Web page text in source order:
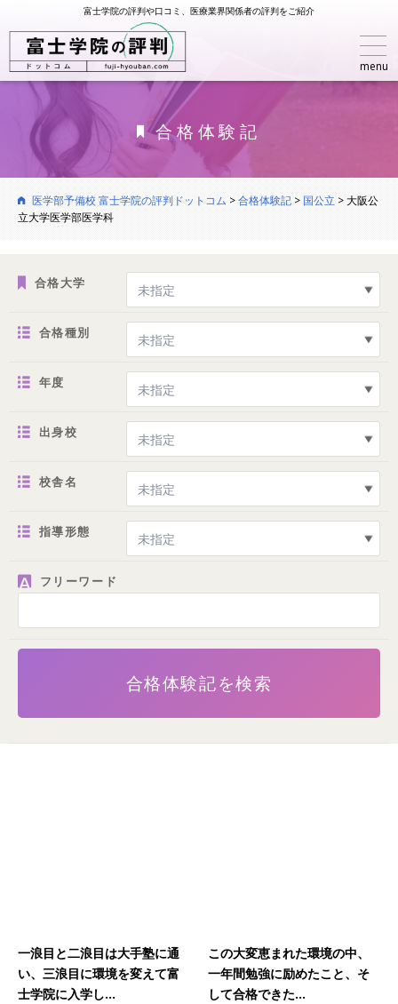
富士学院の評判や口コミ、医療業界関係者の評判をご紹介
menu
合格体験記
医学部予備校 富士学院の評判ドットコム >合格体験記 > 国公立 >大阪公
立大学医学部医学科
合格大学
合格種別
年度
出身校
校舎名
指導形態
フリーワード
一浪目と二浪目は大手塾に通
い、三浪目に環境を変えて富
士学院に入学し…
この大変恵まれた環境の中、
一年間勉強に励めたこと、そ
して合格できた…